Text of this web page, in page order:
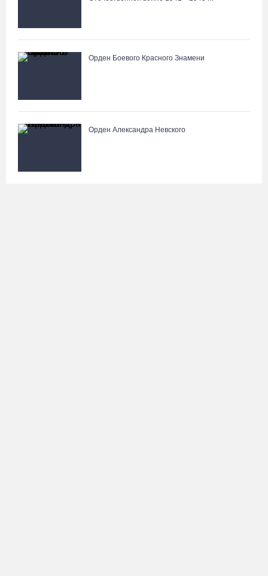
Орден Боевого Красного Знамени
Орден Александра Невского